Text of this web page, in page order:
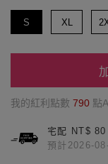
S XL
我的紅利點數 790 點
宅配 NT$ 80
預計2026-